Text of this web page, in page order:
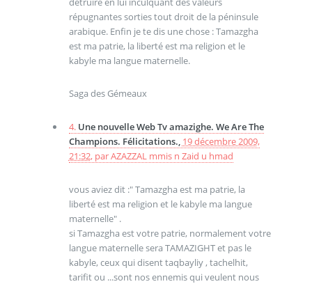
répugnantes sorties tout droit de la péninsule
arabique. Enfin je te dis une chose : Tamazgha
est ma patrie, la liberté est ma religion et le
kabyle ma langue maternelle.
Saga des Gémeaux
4. Une nouvelle Web Tv amazighe. We Are The
Champions. Félicitations., 19 décembre 2009,
21:32, parAZAZZAL mmis n Zaid u hmad
vous aviez dit :" Tamazgha est ma patrie, la
liberté est ma religion et le kabyle ma langue
maternelle" .
si Tamazgha est votre patrie, normalement votre
langue maternelle sera TAMAZIGHT et pas le
kabyle, ceux qui disent taqbayliy , tachelhit,
tarifit ou ...sont nos ennemis qui veulent nous